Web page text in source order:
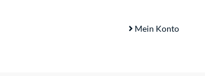
Mein Konto